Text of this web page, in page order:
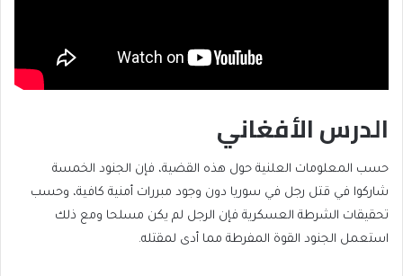
الدرس الأفغاني
حسب المعلومات العلنية حول هذه القضية، فإن الجنود الخمسة
شاركوا في قتل رجل في سوريا دون وجود مبررات أمنية كافية، وحسب
تحقيقات الشرطة العسكرية فإن الرجل لم يكن مسلحا ومع ذلك
استعمل الجنود القوة المفرطة مما أدى لمقتله.